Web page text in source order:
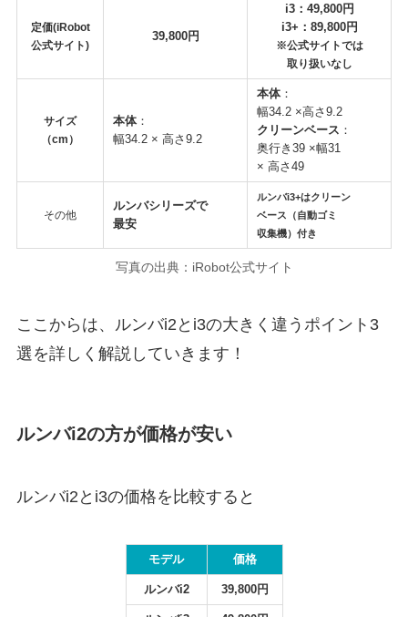
定価(iRobot
公式サイト)
39,800円
i3：49,800円
i3+：89,800円
※公式サイトでは
取り扱いなし
サイズ
（cm）
本体：
幅34.2 × 高さ9.2
本体：
幅34.2 ×高さ9.2
クリーンベース ：
奥行き39 ×幅31
× 高さ49
その他
ルンバシリーズで
最安
ルンバi3+はクリーン
ベース（自動ゴミ
収集機） 付き
写真の出典：iRobot公式サイト
ここからは、ルンバi2とi3の大きく違うポイント3
選を詳しく解説していきます！
ルンバi2の方が価格が安い
ルンバi2とi3の価格を比較すると
モデル 価格
ルンバi2 39,800円